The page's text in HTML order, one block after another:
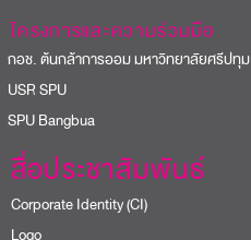
โครงการและความร่วมมือ
ช. ต้นกล้าการออม มหาวิทยาลัยศรีปทุม
SPU
Bangbua
สื่อประชาสัมพันธ์
Corporate Identity (CI)
Logo